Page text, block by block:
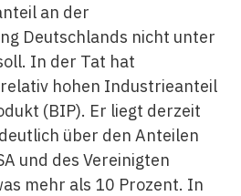
an der
Deutschlands nicht unter
In der Tat hat
hohen Industrieanteil
(BIP). Er liegt derzeit
über den Anteilen
und des Vereinigten
mehr als 10 Prozent. In